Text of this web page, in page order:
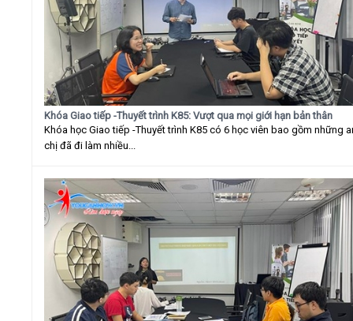
Khóa Giao tiếp -Thuyết trình K85: Vượt qua mọi giới hạn bản thân
Khóa học Giao tiếp -Thuyết trình K85 có 6 học viên bao gồm những
chị đã đi làm nhiều...